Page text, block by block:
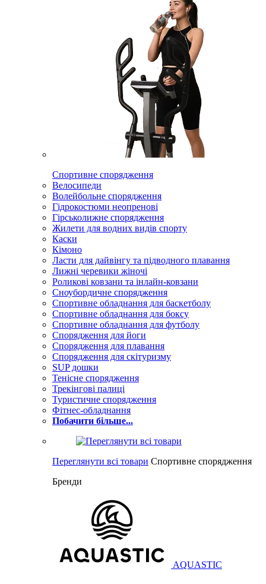
Спортивне спорядження
Велосипеди
Волейбольне спорядження
Гідрокостюми неопренові
Гірськолижне спорядження
Жилети для водних видів спорту
Каски
Кімоно
Ласти для дайвінгу та підводного плавання
Лижні черевики жіночі
Роликові ковзани та інлайн-ковзани
Сноубордичне спорядження
Спортивне обладнання для баскетболу
Спортивне обладнання для боксу
Спортивне обладнання для футболу
Спорядження для йоги
Спорядження для плавання
Спорядження для скітуризму
SUP дошки
Тенісне спорядження
Трекінгові палиці
Туристичне спорядження
Фітнес-обладнання
Побачити більше...
Переглянути всі товари Спортивне спорядження
Бренди
AQUASTIC